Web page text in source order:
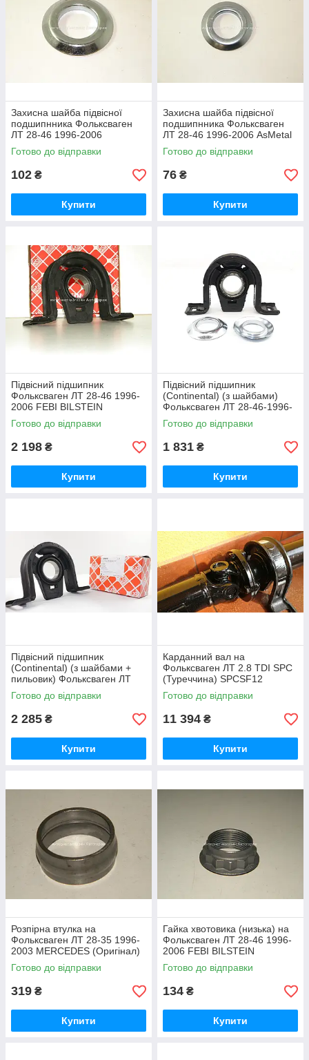
Захисна шайба підвісної
подшипнника Фольксваген
ЛТ 28-46 1996-2006
BENPART BP1865
Готово до відправки
102 ₴
Купити
Захисна шайба підвісної
подшипнника Фольксваген
ЛТ 28-46 1996-2006 AsMetal
(Туреччина) 40MR0505
Готово до відправки
76 ₴
Купити
Підвісний підшипник
Фольксваген ЛТ 28-46 1996-
2006 FEBI BILSTEIN
(Угорщина) 02728
Готово до відправки
2 198 ₴
Купити
Підвісний підшипник
(Continental) (з шайбами)
Фольксваген ЛТ 28-46-1996-
2006 Aspar-AS125/KIT
Готово до відправки
1 831 ₴
Купити
Підвісний підшипник
(Continental) (з шайбами +
пильовик) Фольксваген ЛТ
28-46-1996-2006 FEBI
BILSTEIN 24493
Готово до відправки
2 285 ₴
Купити
Карданний вал на
Фольксваген ЛТ 2.8 TDI SPС
(Туреччина) SPCSF12
Готово до відправки
11 394 ₴
Купити
Розпірна втулка на
Фольксваген ЛТ 28-35 1996-
2003 MERCEDES (Оригінал)
1083530042
Готово до відправки
319 ₴
Купити
Гайка хвотовика (низька) на
Фольксваген ЛТ 28-46 1996-
2006 FEBI BILSTEIN
(Німеччина) 08730
Готово до відправки
134 ₴
Купити